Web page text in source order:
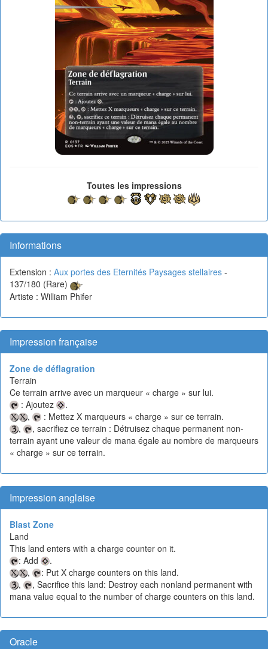
Toutes les impressions
Informations
Extension : Aux portes des Eternités Paysages stellaires -
137/180 (Rare)
Artiste : William Phifer
Impression française
Zone de déflagration
Terrain
Ce terrain arrive avec un marqueur « charge » sur lui.
: Ajoutez
.
,
: Mettez X marqueurs « charge » sur ce terrain.
,
, sacrifiez ce terrain : Détruisez chaque permanent non-
terrain ayant une valeur de mana égale au nombre de marqueurs
« charge » sur ce terrain.
Impression anglaise
Blast Zone
Land
This land enters with a charge counter on it.
: Add
.
,
: Put X charge counters on this land.
,
, Sacrifice this land: Destroy each nonland permanent with
mana value equal to the number of charge counters on this land.
Oracle